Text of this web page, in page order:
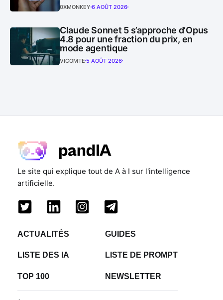
0XMONKEY 6 AOÛT 2026
Claude Sonnet 5 s’approche d’Opus
4.8 pour une fraction du prix, en
mode agentique
VICOMTE 5 AOÛT 2026
Le site qui explique tout de A à I sur l'intelligence
artificielle.
ACTUALITÉS GUIDES
LISTE DES IA LISTE DE PROMPT
TOP 100 NEWSLETTER